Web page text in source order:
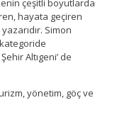
çeşitli boyutlarda
hayata geçiren
Simon
Altıgeni’ de
yönetim, göç ve